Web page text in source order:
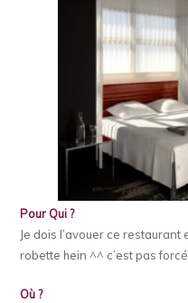
Pour Qui ?
Je dois l’avouer ce
robette hein ^^ c’est pas
Où ?